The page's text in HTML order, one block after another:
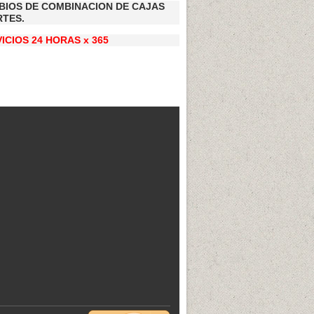
DE COMBINACION DE CAJAS
24 HORAS x 365